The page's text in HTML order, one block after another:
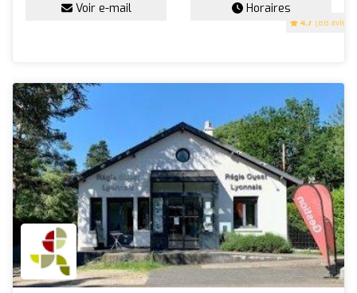
4.7 (88 avis)
Voir e-mail Horaires